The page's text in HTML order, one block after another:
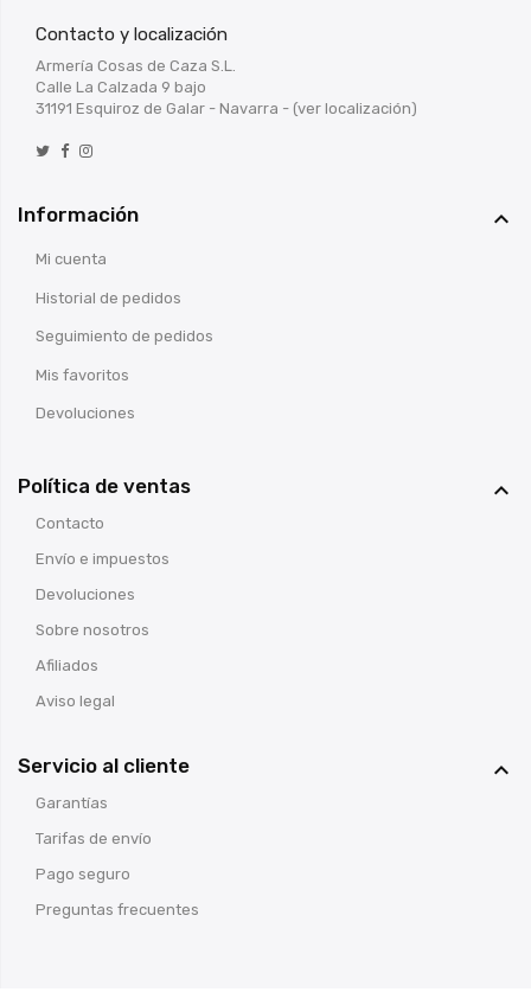
Contacto y localización
Armería Cosas de Caza S.L.
Calle La Calzada 9 bajo
31191 Esquiroz de Galar - Navarra - (ver localización)
Información 
Mi cuenta
Historial de pedidos
Seguimiento de pedidos
Mis favoritos
Devoluciones
Política de ventas 
Contacto
Envío e impuestos
Devoluciones
Sobre nosotros
Afiliados
Aviso legal
Servicio al cliente 
Garantías
Tarifas de envío
Pago seguro
Preguntas frecuentes